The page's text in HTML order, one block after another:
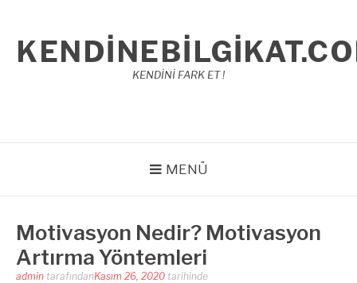
KENDİNİ FARK ET !
MENÜ
Motivasyon Nedir? Motivasyon
Artırma Yöntemleri
admin tarafındanKasım 26, 2020 tarihinde